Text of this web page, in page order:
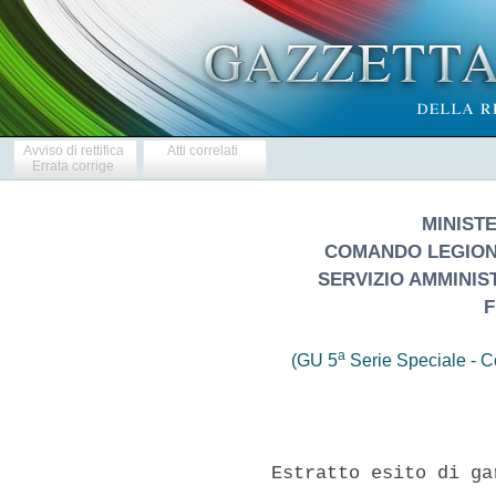
Avviso di rettifica
Errata corrige
Atti correlati
COMANDO
SERVIZIO
(GU 5a Serie Speciale -
Estratto esito di